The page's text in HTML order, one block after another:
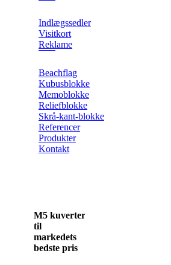
Indlægssedler
Visitkort
Reklame
Beachflag
Kubusblokke
Memoblokke
Reliefblokke
Skrå-kant-blokke
Referencer
Produkter
Kontakt
M5 kuverter
til
markedets
bedste pris